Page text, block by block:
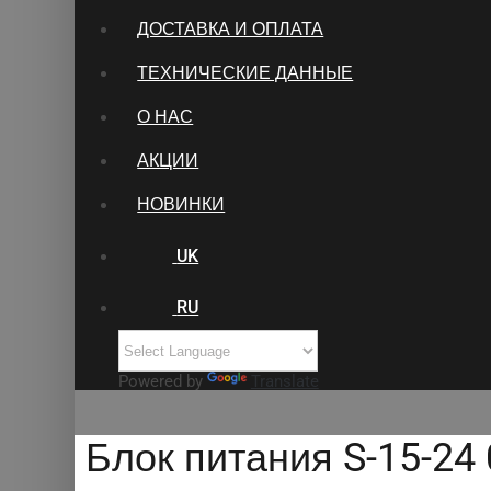
ДОСТАВКА И ОПЛАТА
ТЕХНИЧЕСКИЕ ДАННЫЕ
О НАС
АКЦИИ
НОВИНКИ
UK
RU
Powered by Translate
Блок питания S-15-24